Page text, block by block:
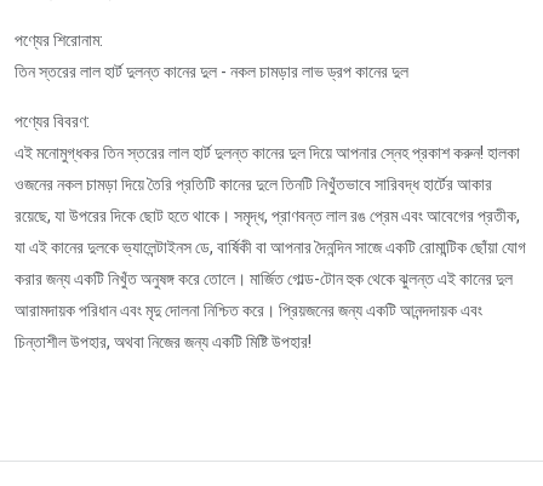
পণ্যের শিরোনাম:
তিন স্তরের লাল হার্ট দুলন্ত কানের দুল - নকল চামড়ার লাভ ড্রপ কানের দুল
পণ্যের বিবরণ:
এই মনোমুগ্ধকর তিন স্তরের লাল হার্ট দুলন্ত কানের দুল দিয়ে আপনার স্নেহ প্রকাশ করুন! হালকা
ওজনের নকল চামড়া দিয়ে তৈরি প্রতিটি কানের দুলে তিনটি নিখুঁতভাবে সারিবদ্ধ হার্টের আকার
রয়েছে, যা উপরের দিকে ছোট হতে থাকে। সমৃদ্ধ, প্রাণবন্ত লাল রঙ প্রেম এবং আবেগের প্রতীক,
যা এই কানের দুলকে ভ্যালেন্টাইনস ডে, বার্ষিকী বা আপনার দৈনন্দিন সাজে একটি রোমান্টিক ছোঁয়া যোগ
করার জন্য একটি নিখুঁত অনুষঙ্গ করে তোলে। মার্জিত গোল্ড-টোন হুক থেকে ঝুলন্ত এই কানের দুল
আরামদায়ক পরিধান এবং মৃদু দোলনা নিশ্চিত করে। প্রিয়জনের জন্য একটি আনন্দদায়ক এবং
চিন্তাশীল উপহার, অথবা নিজের জন্য একটি মিষ্টি উপহার!